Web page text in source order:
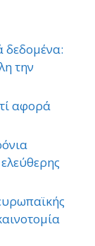
δεδομένα:
την
αφορά